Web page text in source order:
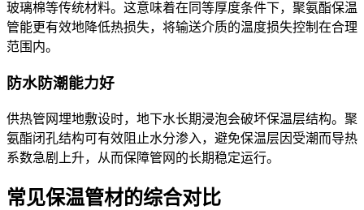
玻璃棉等传统材料。这意味着在同等厚度条件下，聚氨酯保温
管能更有效地降低热损失，将输送介质的温度损失控制在合理
范围内。
防水防潮能力好
供热管网埋地敷设时，地下水长期浸泡会破坏保温层结构。聚
氨酯闭孔结构可有效阻止水分渗入，避免保温层因受潮而导热
系数急剧上升，从而保障管网的长期稳定运行。
常见保温管材的综合对比